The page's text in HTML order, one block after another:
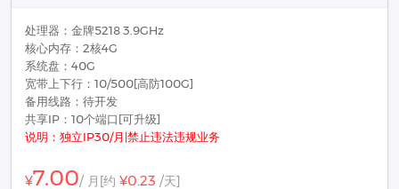
处理器：金牌5218 3.9GHz
核心内存：2核4G
系统盘：40G
宽带上下行：10/500[高防100G]
备用线路：待开发
共享IP：10个端口[可升级]
说明：独立IP30/月|禁止违法违规业务
¥7.00/ 月 [约 ¥0.23 /天]